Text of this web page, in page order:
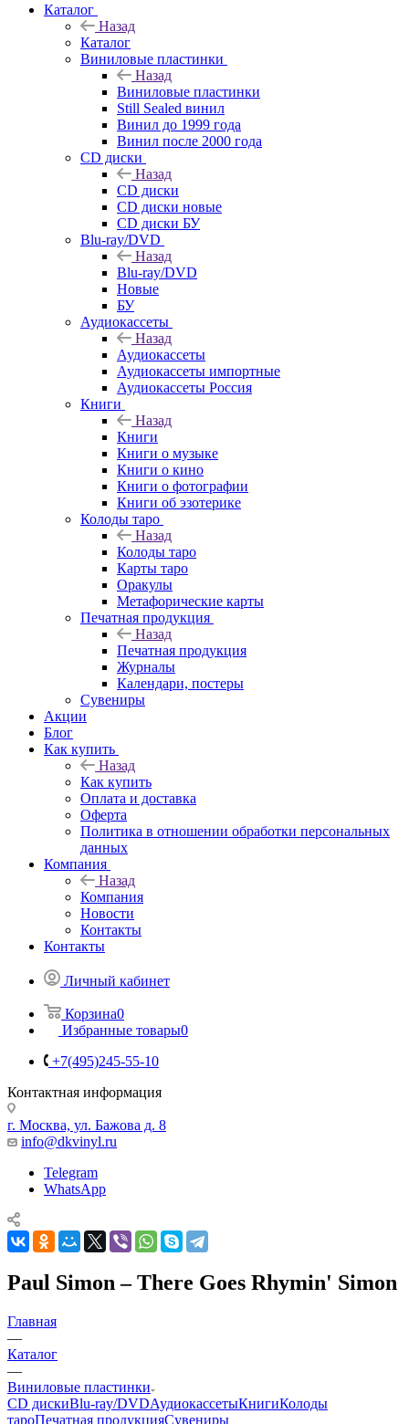
Каталог
Назад
Каталог
Виниловые пластинки
Назад
Виниловые пластинки
Still Sealed винил
Винил до 1999 года
Винил после 2000 года
CD диски
Назад
CD диски
CD диски новые
CD диски БУ
Blu-ray/DVD
Назад
Blu-ray/DVD
Новые
БУ
Аудиокассеты
Назад
Аудиокассеты
Аудиокассеты импортные
Аудиокассеты Россия
Книги
Назад
Книги
Книги о музыке
Книги о кино
Книги о фотографии
Книги об эзотерике
Колоды таро
Назад
Колоды таро
Карты таро
Оракулы
Метафорические карты
Печатная продукция
Назад
Печатная продукция
Журналы
Календари, постеры
Сувениры
Акции
Блог
Как купить
Назад
Как купить
Оплата и доставка
Оферта
Политика в отношении обработки персональных
данных
Компания
Назад
Компания
Новости
Контакты
Контакты
Личный кабинет
Корзина0
Избранные товары0
+7(495)245-55-10
Контактная информация
г. Москва, ул. Бажова д. 8
info@dkvinyl.ru
Telegram
WhatsApp
Paul Simon – There Goes Rhymin' Simon
Главная
—
Каталог
—
Виниловые пластинки
CD дискиBlu-ray/DVDАудиокассетыКнигиКолоды
тароПечатная продукцияСувениры